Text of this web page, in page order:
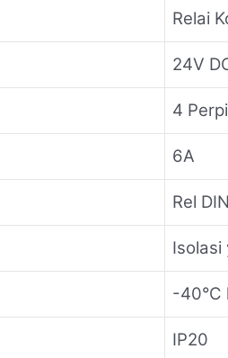
Relai
24V
4
6A
Rel DIN
Isolasi
-40°C
IP20